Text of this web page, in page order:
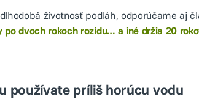
životnosť podláh, odporúčame aj
po dvoch rokoch rozídu… a iné držia 20
používate príliš horúcu vodu